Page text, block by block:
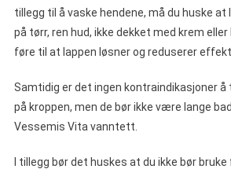
tillegg til å vaske hendene, må du huske at
på tørr, ren hud, ikke dekket med krem
føre til at lappen løsner og reduserer
Samtidig er det ingen kontraindikasjoner å
på kroppen, men de bør ikke være lange
Vessemis Vita vanntett.
I tillegg bør det huskes at du ikke bør